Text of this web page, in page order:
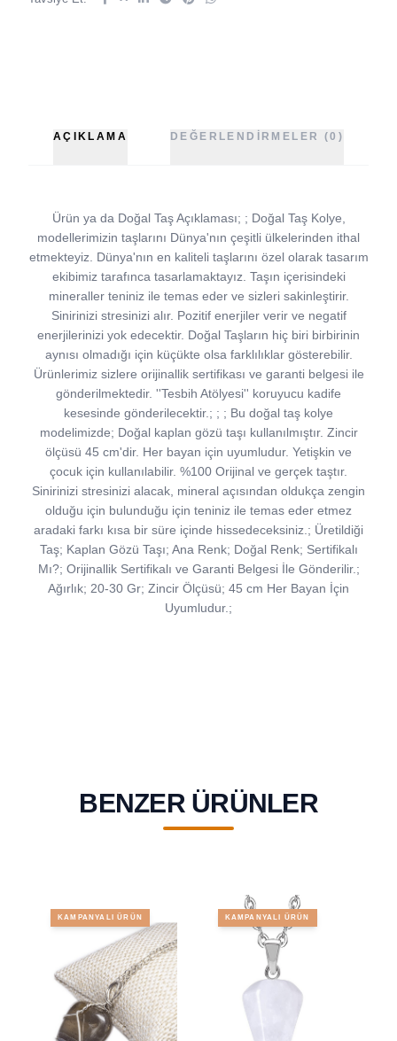
AÇIKLAMA DEĞERLENDIRMELER (0)
Ürün ya da Doğal Taş Açıklaması; ; Doğal Taş Kolye,
modellerimizin taşlarını Dünya'nın çeşitli ülkelerinden ithal
etmekteyiz. Dünya'nın en kaliteli taşlarını özel olarak tasarım
ekibimiz tarafınca tasarlamaktayız. Taşın içerisindeki
mineraller teniniz ile temas eder ve sizleri sakinleştirir.
Sinirinizi stresinizi alır. Pozitif enerjiler verir ve negatif
enerjilerinizi yok edecektir. Doğal Taşların hiç biri birbirinin
aynısı olmadığı için küçükte olsa farklılıklar gösterebilir.
Ürünlerimiz sizlere orijinallik sertifikası ve garanti belgesi ile
gönderilmektedir. ''Tesbih Atölyesi'' koruyucu kadife
kesesinde gönderilecektir.; ; ; Bu doğal taş kolye
modelimizde; Doğal kaplan gözü taşı kullanılmıştır. Zincir
ölçüsü 45 cm'dir. Her bayan için uyumludur. Yetişkin ve
çocuk için kullanılabilir. %100 Orijinal ve gerçek taştır.
Sinirinizi stresinizi alacak, mineral açısından oldukça zengin
olduğu için bulunduğu için teniniz ile temas eder etmez
aradaki farkı kısa bir süre içinde hissedeceksiniz.; Üretildiği
Taş; Kaplan Gözü Taşı; Ana Renk; Doğal Renk; Sertifikalı
Mı?; Orijinallik Sertifikalı ve Garanti Belgesi İle Gönderilir.;
Ağırlık; 20-30 Gr; Zincir Ölçüsü; 45 cm Her Bayan İçin
Uyumludur.;
BENZER ÜRÜNLER
KAMPANYALI ÜRÜN KAMPANYALI ÜRÜN